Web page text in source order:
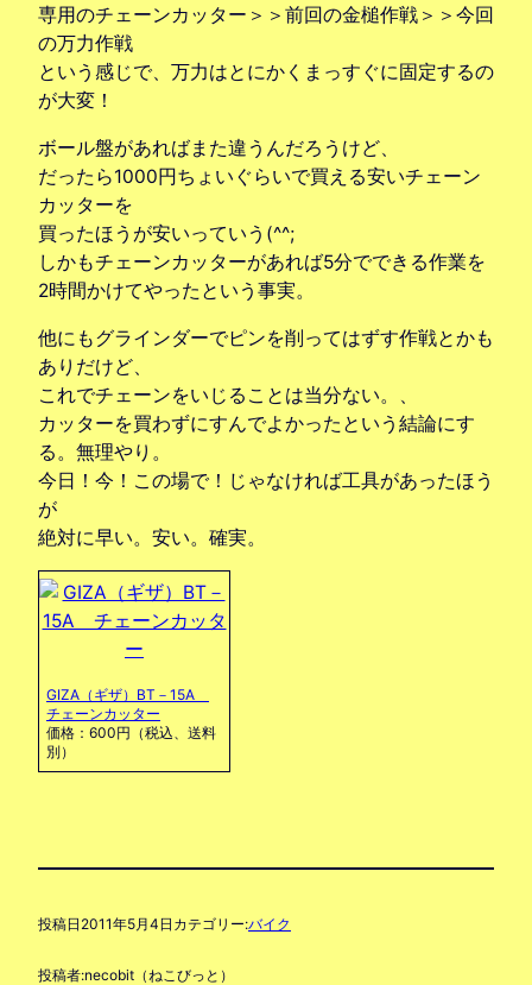
専用のチェーンカッター＞＞前回の金槌作戦＞＞今回
の万力作戦
という感じで、万力はとにかくまっすぐに固定するの
が大変！
ボール盤があればまた違うんだろうけど、
だったら1000円ちょいぐらいで買える安いチェーン
カッターを
買ったほうが安いっていう(^^;
しかもチェーンカッターがあれば5分でできる作業を
2時間かけてやったという事実。
他にもグラインダーでピンを削ってはずす作戦とかも
ありだけど、
これでチェーンをいじることは当分ない。、
カッターを買わずにすんでよかったという結論にす
る。無理やり。
今日！今！この場で！じゃなければ工具があったほう
が
絶対に早い。安い。確実。
GIZA（ギザ）BT－15A
チェーンカッター
価格：600円（税込、送料
別）
投稿日 2011年5月4日 カテゴリー:バイク
投稿者:necobit（ねこびっと）